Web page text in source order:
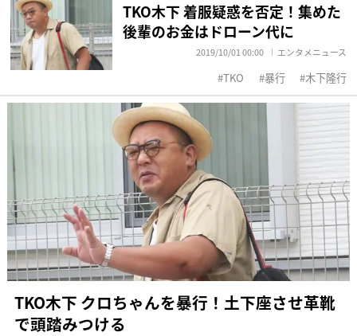
TKO木下 着服疑惑を否定！集めた
後輩のお金はドローン代に
2019/10/01 00:00 エンタメニュース
TKO 暴行 木下隆行
TKO木下 クロちゃんを暴行！土下座させ革靴
で頭踏みつける